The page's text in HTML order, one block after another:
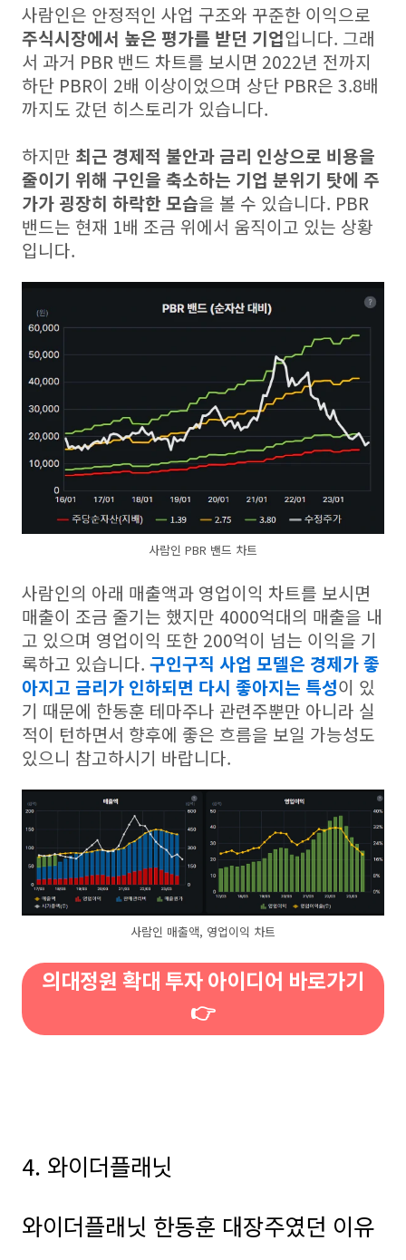
사람인은 안정적인 사업 구조와 꾸준한 이익으로
주식시장에서 높은 평가를 받던 기업입니다. 그래
서 과거 PBR 밴드 차트를 보시면 2022년 전까지
하단 PBR이 2배 이상이었으며 상단 PBR은 3.8배
까지도 갔던 히스토리가 있습니다.
하지만 최근 경제적 불안과 금리 인상으로 비용을
줄이기 위해 구인을 축소하는 기업 분위기 탓에 주
가가 굉장히 하락한 모습을 볼 수 있습니다. PBR
밴드는 현재 1배 조금 위에서 움직이고 있는 상황
입니다.
사람인 PBR 밴드 차트
사람인의 아래 매출액과 영업이익 차트를 보시면
매출이 조금 줄기는 했지만 4000억대의 매출을 내
고 있으며 영업이익 또한 200억이 넘는 이익을 기
록하고 있습니다. 구인구직 사업 모델은 경제가 좋
아지고 금리가 인하되면 다시 좋아지는 특성이 있
기 때문에 한동훈 테마주나 관련주뿐만 아니라 실
적이 턴하면서 향후에 좋은 흐름을 보일 가능성도
있으니 참고하시기 바랍니다.
사람인 매출액, 영업이익 차트
의대정원 확대 투자 아이디어 바로가기
👉
4. 와이더플래닛
와이더플래닛 한동훈 대장주였던 이유